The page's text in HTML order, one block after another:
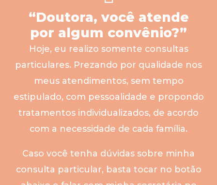
“Doutora, você atende
por algum convênio?”
Hoje, eu realizo somente consultas
particulares. Prezando por qualidade nos
meus atendimentos, sem tempo
estipulado, com pessoalidade e propondo
tratamentos individualizados, de acordo
com a necessidade de cada família.
Caso você tenha dúvidas sobre minha
consulta particular, basta tocar no botão